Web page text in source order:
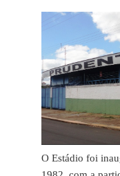
O Estádio foi